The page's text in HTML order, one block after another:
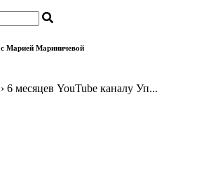
с Марией Мариничевой
› 6 месяцев YouTube каналу Уп...